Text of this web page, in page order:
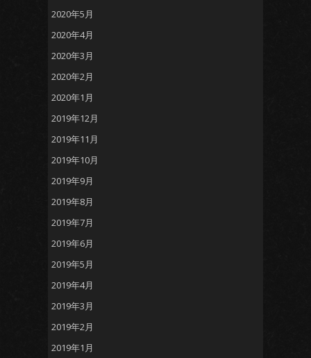
2020年5月
2020年4月
2020年3月
2020年2月
2020年1月
2019年12月
2019年11月
2019年10月
2019年9月
2019年8月
2019年7月
2019年6月
2019年5月
2019年4月
2019年3月
2019年2月
2019年1月